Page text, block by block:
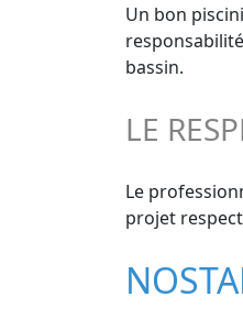
Un bon
bassin.
LE
Le
projet